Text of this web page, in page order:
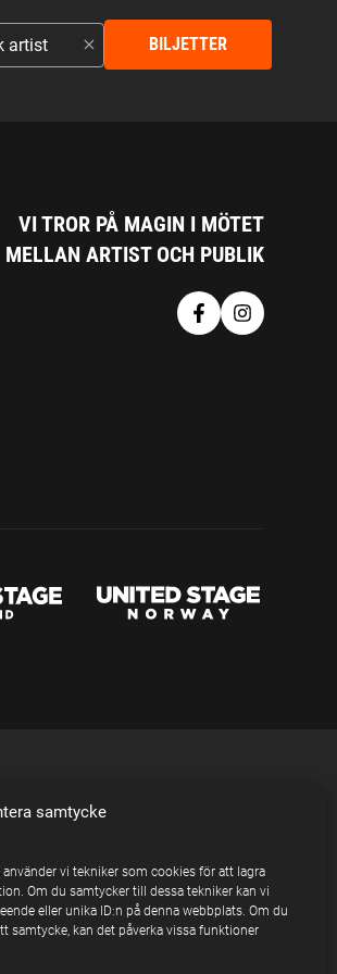
samtycke
vi tekniker som cookies för att lagra
Om du samtycker till dessa tekniker kan vi
eller unika ID:n på denna webbplats. Om du
samtycke, kan det påverka vissa funktioner
BILJETTER
VI TROR PÅ MAGIN I MÖTET
MELLAN ARTIST OCH PUBLIK